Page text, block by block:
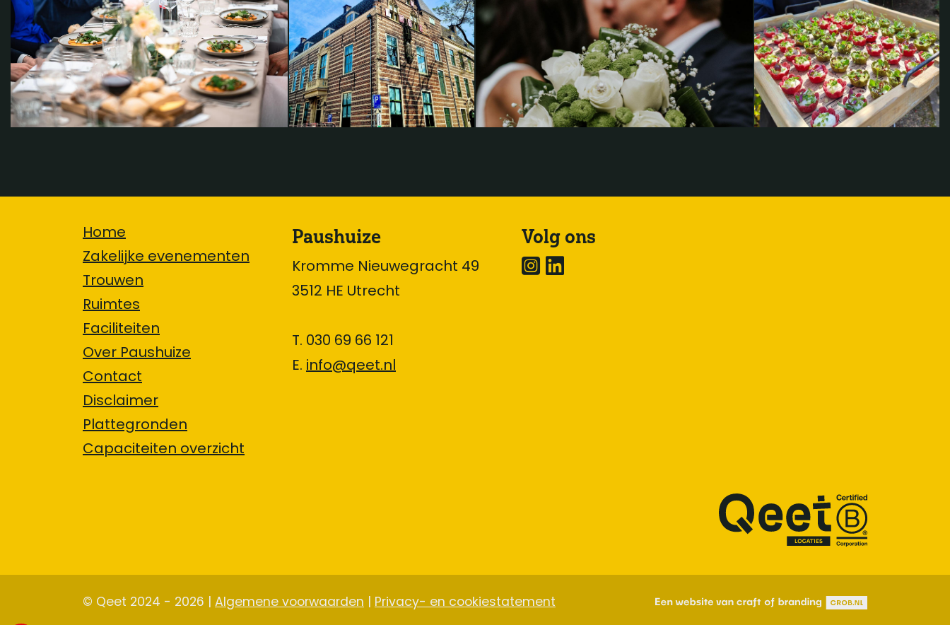
Home
Zakelijke evenementen
Trouwen
Ruimtes
Faciliteiten
Over Paushuize
Contact
Disclaimer
Plattegronden
Capaciteiten overzicht
Paushuize
Kromme Nieuwegracht 49
3512 HE Utrecht
T. 030 69 66 121
E. info@qeet.nl
Volg ons
© Qeet 2024 - 2026 | Algemene voorwaarden Privacy- en cookiestatement